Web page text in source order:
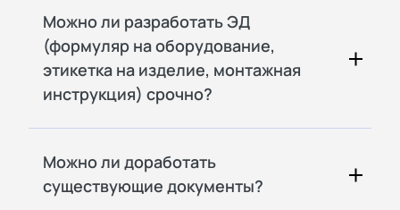
Можно ли разработать ЭД
(формуляр на оборудование,
этикетка на изделие, монтажная
инструкция) срочно?
Можно ли доработать
существующие документы?